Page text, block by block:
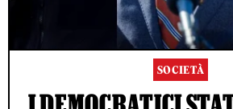
SOCIETÀ